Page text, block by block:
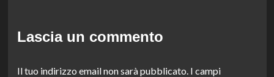
Lascia un commento
Il tuo indirizzo email non sarà pubblicato. I campi